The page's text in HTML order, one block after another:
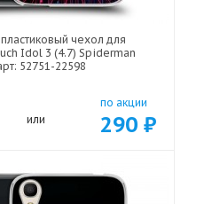
чехол для
Idol 3 (4.7) Spiderman
52751-22598
или
по акции
290 ₽